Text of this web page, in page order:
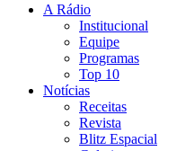
A Rádio
Institucional
Equipe
Programas
Top 10
Notícias
Receitas
Revista
Blitz Espacial